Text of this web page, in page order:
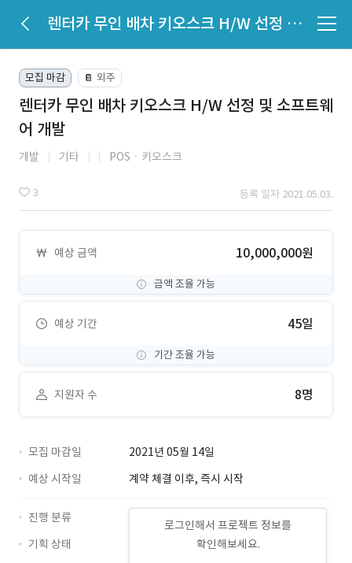
렌터카 무인 배차 키오스크 H/W 선정 및 소프트웨어 개발
모집 마감 📔 외주
렌터카 무인 배차 키오스크 H/W 선정 및 소프트웨
어 개발
개발 기타 POSㆍ키오스크
3 등록 일자 2021.05.03.
예상 금액 10,000,000원
금액 조율 가능
예상 기간 45일
기간 조율 가능
지원자 수 8명
모집 마감일
2021년 05월 14일
예상 시작일
계약 체결 이후, 즉시 시작
로그인해서 프로젝트 정보를
확인해보세요.
진행 분류
기획 상태